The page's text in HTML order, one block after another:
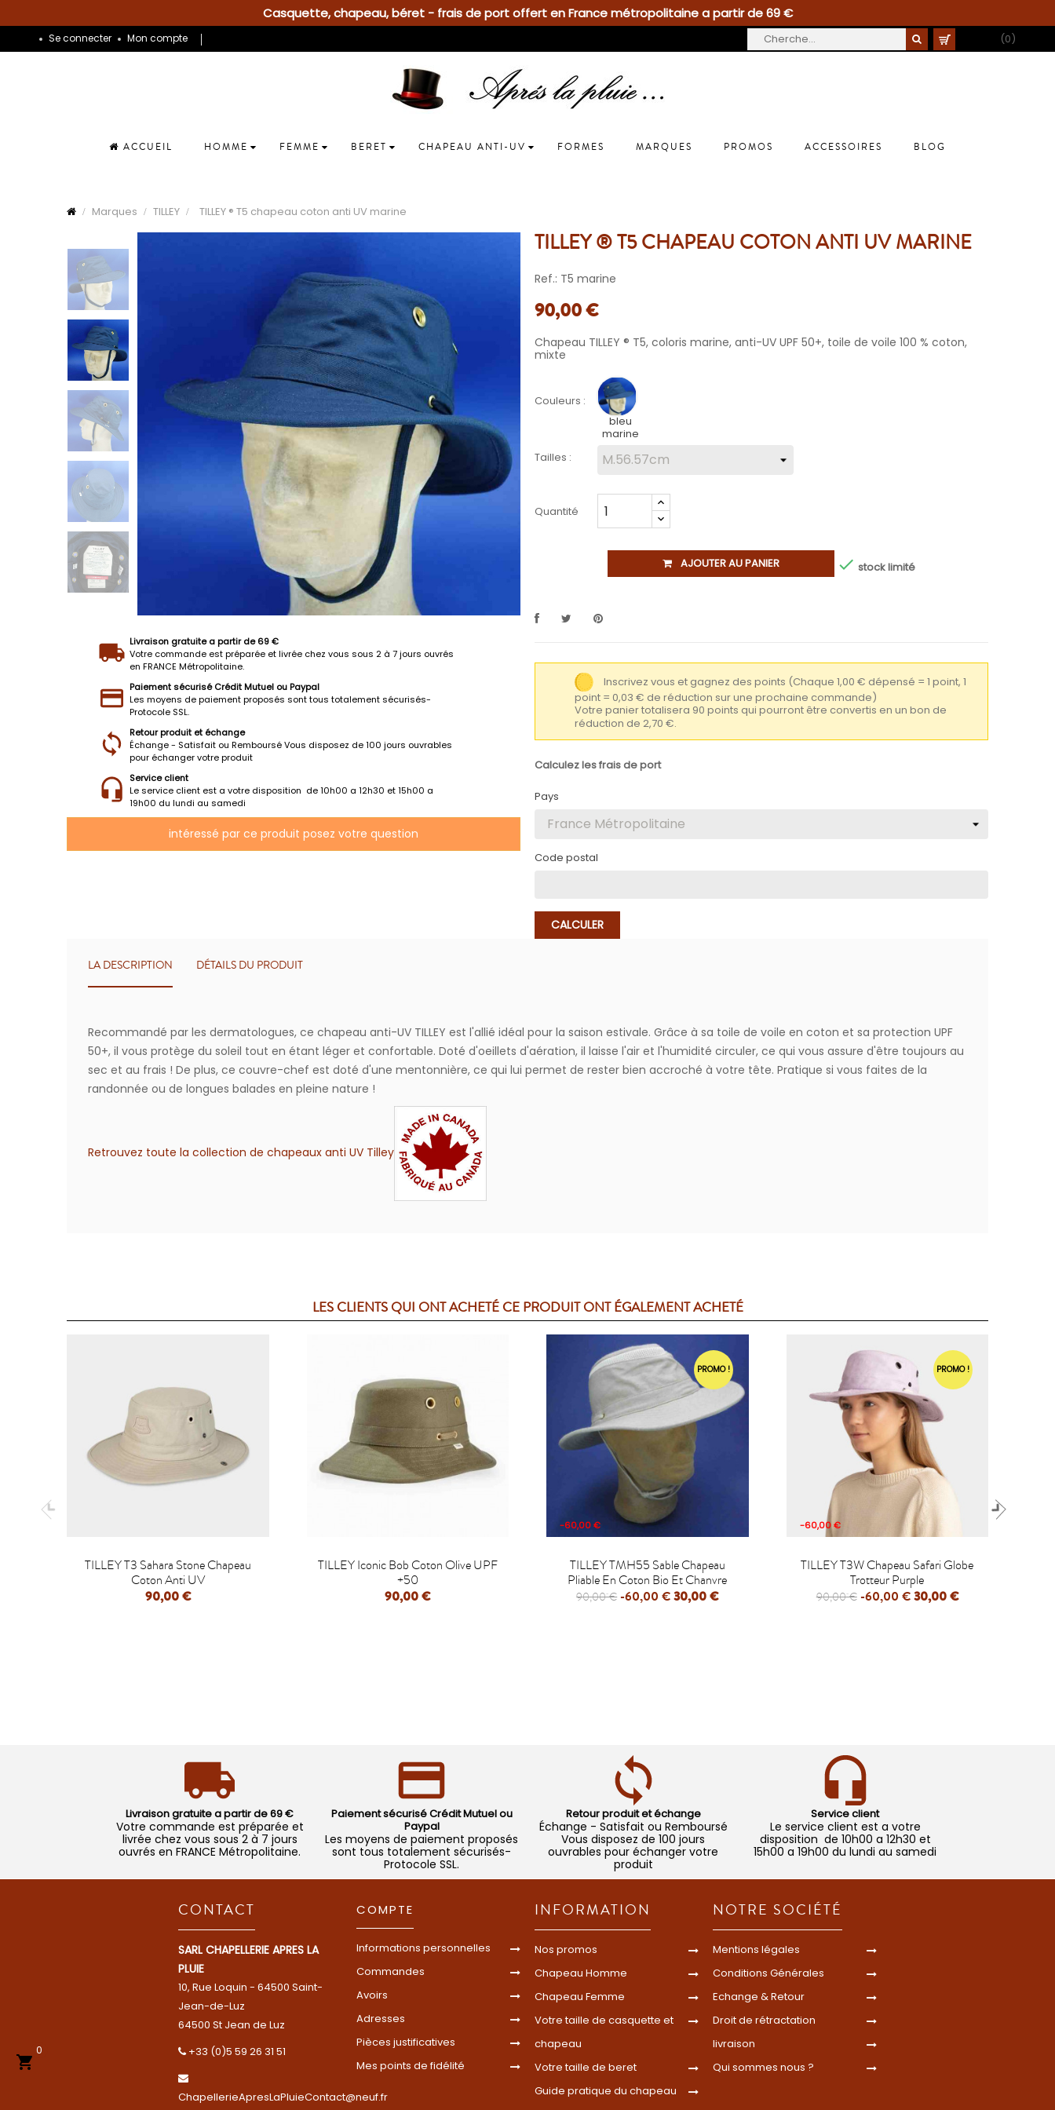
Casquette, chapeau, béret - frais de port offert en France métropolitaine a partir de 69 €
Se connecter Mon compte (0)
ACCUEIL HOMME FEMME BERET CHAPEAU ANTI-UV FORMES MARQUES PROMOS ACCESSOIRES BLOG
Marques TILLEY TILLEY ® T5 chapeau coton anti UV marine
Livraison gratuite a partir de 69 €
Votre commande est préparée et livrée chez vous sous 2 à 7 jours ouvrés
en FRANCE Métropolitaine.
Paiement sécurisé Crédit Mutuel ou Paypal
Les moyens de paiement proposés sont tous totalement sécurisés-
Protocole SSL.
Retour produit et échange
Échange - Satisfait ou Remboursé Vous disposez de 100 jours ouvrables
pour échanger votre produit
Service client
Le service client est a votre disposition de 10h00 a 12h30 et 15h00 a
19h00 du lundi au samedi
intéressé par ce produit posez votre question
TILLEY ® T5 CHAPEAU COTON ANTI UV MARINE
Ref.: T5 marine
90,00 €
Chapeau TILLEY ® T5, coloris marine, anti-UV UPF 50+, toile de voile 100 % coton,
mixte
Couleurs :
bleu
marine
Tailles :
Quantité
AJOUTER AU PANIER  stock limité
Inscrivez vous et gagnez des points (Chaque 1,00 € dépensé = 1 point, 1
point = 0,03 € de réduction sur une prochaine commande)
Votre panier totalisera 90 points qui pourront être convertis en un bon de
réduction de 2,70 €.
Calculez les frais de port
Pays
Code postal
CALCULER
LA DESCRIPTION DÉTAILS DU PRODUIT
Recommandé par les dermatologues, ce chapeau anti-UV TILLEY est l'allié idéal pour la saison estivale. Grâce à sa toile de voile en coton et sa protection UPF
50+, il vous protège du soleil tout en étant léger et confortable. Doté d'oeillets d'aération, il laisse l'air et l'humidité circuler, ce qui vous assure d'être toujours au
sec et au frais ! De plus, ce couvre-chef est doté d'une mentonnière, ce qui lui permet de rester bien accroché à votre tête. Pratique si vous faites de la
randonnée ou de longues balades en pleine nature !
Retrouvez toute la collection de chapeaux anti UV Tilley
LES CLIENTS QUI ONT ACHETÉ CE PRODUIT ONT ÉGALEMENT ACHETÉ

TILLEY T3 Sahara Stone Chapeau
Coton Anti UV
90,00 €
APERÇU RAPIDE

TILLEY Iconic Bob Coton Olive UPF
+50
90,00 €
APERÇU RAPIDE
PROMO !
-60,00 €

TILLEY TMH55 Sable Chapeau
Pliable En Coton Bio Et Chanvre
90,00 € -60,00 €30,00 €
APERÇU RAPIDE
PROMO !
-60,00 €

TILLEY T3W Chapeau Safari Globe
Trotteur Purple
90,00 € -60,00 €30,00 €
APERÇU RAPIDE
Livraison gratuite a partir de 69 €
Votre commande est préparée et
livrée chez vous sous 2 à 7 jours
ouvrés en FRANCE Métropolitaine.
Paiement sécurisé Crédit Mutuel ou
Paypal
Les moyens de paiement proposés
sont tous totalement sécurisés-
Protocole SSL.
Retour produit et échange
Échange - Satisfait ou Remboursé
Vous disposez de 100 jours
ouvrables pour échanger votre
produit
Service client
Le service client est a votre
disposition de 10h00 a 12h30 et
15h00 a 19h00 du lundi au samedi
CONTACT
SARL CHAPELLERIE APRES LA
PLUIE
10, Rue Loquin - 64500 Saint-
Jean-de-Luz
64500 St Jean de Luz
+33 (0)5 59 26 31 51
ChapellerieApresLaPluieContact@neuf.fr
COMPTE
Informations personnelles
Commandes
Avoirs
Adresses
Pièces justificatives
Mes points de fidélité
INFORMATION
Nos promos
Chapeau Homme
Chapeau Femme
Votre taille de casquette et
chapeau
Votre taille de beret
Guide pratique du chapeau
NOTRE SOCIÉTÉ
Mentions légales
Conditions Générales
Echange & Retour
Droit de rétractation
livraison
Qui sommes nous ?

0